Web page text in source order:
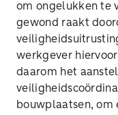
om ongelukken te
gewond raakt
werkgever
daarom het
bouwplaatsen, om